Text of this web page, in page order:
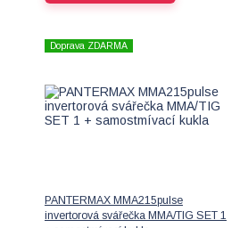
Doprava ZDARMA
PANTERMAX MMA215pulse
invertorová svářečka MMA/TIG SET 1